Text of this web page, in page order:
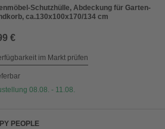
Schutzhülle, Abdeckung für Garten-
ca.130x100x170/134 cm
€
im Markt prüfen
08.08. - 11.08.
PEOPLE